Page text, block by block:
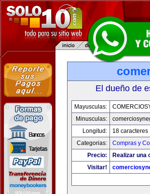
El dueño de
Mayusculas:
Minusculas:
Longitud:
18 caracteres
Categorias:
Compras y
Precio:
Realizar una
Visitar!